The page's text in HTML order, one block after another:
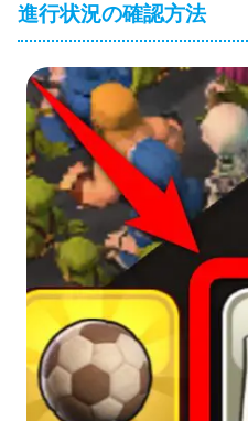
進行状況の確認方法